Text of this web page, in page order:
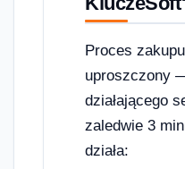
Proces
uproszczony
działającego
zaledwie 3
działa: